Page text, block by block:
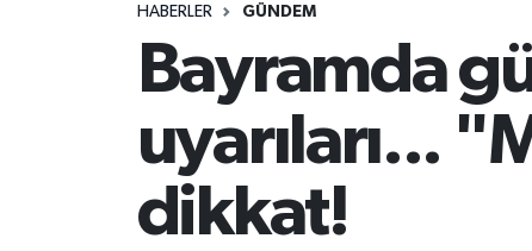
HABERLER GÜNDEM
Bayramda
uyarıları...
dikkat!
SİYASET
SAĞLIK
Süper Lig Puan Durumu ve Fikstür
Son Dakika Haberleri
Haber Arşivi